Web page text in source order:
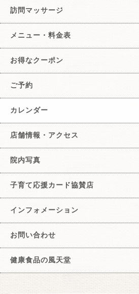
訪問マッサージ
メニュー・料金表
お得なクーポン
ご予約
カレンダー
店舗情報・アクセス
院内写真
子育て応援カード協賛店
インフォメーション
お問い合わせ
健康食品の風天堂